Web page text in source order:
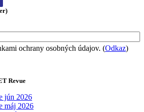
ochrany osobných údajov. (Odkaz)
Revue
jún 2026
máj 2026